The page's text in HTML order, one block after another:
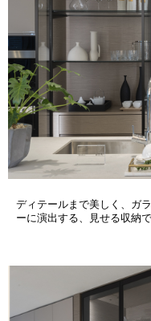
ディテールまで美しく、ガ
ーに演出する、見せる収納で